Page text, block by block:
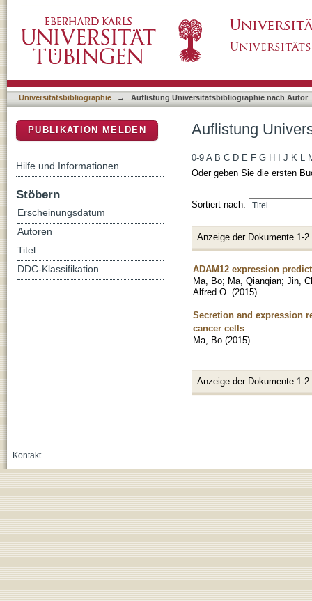
Universitätsbibliographie → Auflistung Universitätsbibliographie nach Autor
Auflistung
0-9 A B C D E F G H J K L
Oder geben Sie die ersten
Sortiert nach:
Anzeige der Dokumente 1-2
ADAM12 expression
Ma, Bo; Ma, Qianqian; Jin,
Alfred O. (2015)
Secretion and expression
cancer cells
Ma, Bo (2015)
Anzeige der Dokumente 1-2
PUBLIKATION MELDEN
Hilfe und Informationen
Stöbern
Erscheinungsdatum
Autoren
Titel
DDC-Klassifikation
Kontakt